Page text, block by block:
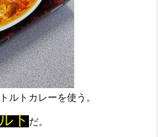
ルトカレーを使う。
トだ。